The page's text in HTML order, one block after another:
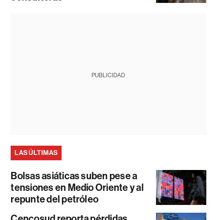
PUBLICIDAD
LAS ÚLTIMAS
Bolsas asiáticas suben pese a
tensiones en Medio Oriente y al
repunte del petróleo